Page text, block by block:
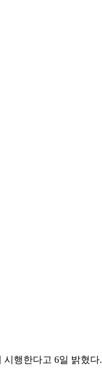
행한다고 6일 밝혔다.